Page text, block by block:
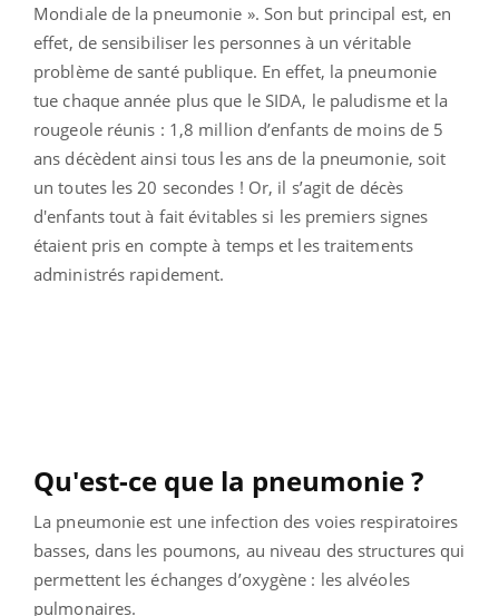
Mondiale de la pneumonie ». Son but principal est, en
effet, de sensibiliser les personnes à un véritable
problème de santé publique. En effet, la pneumonie
tue chaque année plus que le SIDA, le paludisme et la
rougeole réunis : 1,8 million d’enfants de moins de 5
ans décèdent ainsi tous les ans de la pneumonie, soit
un toutes les 20 secondes ! Or, il s’agit de décès
d'enfants tout à fait évitables si les premiers signes
étaient pris en compte à temps et les traitements
administrés rapidement.
Qu'est-ce que la pneumonie ?
La pneumonie est une infection des voies respiratoires
basses, dans les poumons, au niveau des structures qui
permettent les échanges d’oxygène : les alvéoles
pulmonaires.